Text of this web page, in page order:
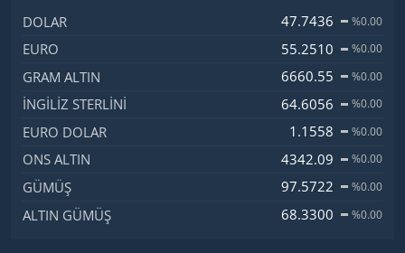
İsim, Kod
DOLAR 47.7436 %0.00
EURO 55.2510 %0.00
GRAM ALTIN 6660.55 %0.00
İNGILIZ STERLINI 64.6056 %0.00
EURO DOLAR 1.1558 %0.00
ONS ALTIN 4342.09 %0.00
GÜMÜŞ 97.5722 %0.00
ALTIN GÜMÜŞ 68.3300 %0.00